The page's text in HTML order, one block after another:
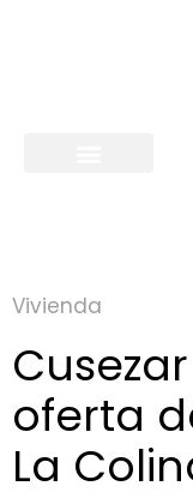
Vivienda
oferta
La